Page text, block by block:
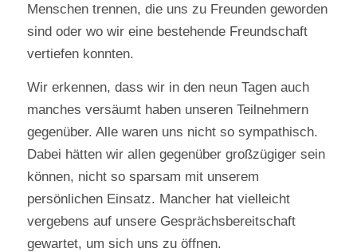
Menschen trennen, die uns zu Freunden geworden
sind oder wo wir eine bestehende Freundschaft
vertiefen konnten.
Wir erkennen, dass wir in den neun Tagen auch
manches versäumt haben unseren Teilnehmern
gegenüber. Alle waren uns nicht so sympathisch.
Dabei hätten wir allen gegenüber großzügiger sein
können, nicht so sparsam mit unserem
persönlichen Einsatz. Mancher hat vielleicht
vergebens auf unsere Gesprächsbereitschaft
gewartet, um sich uns zu öffnen.